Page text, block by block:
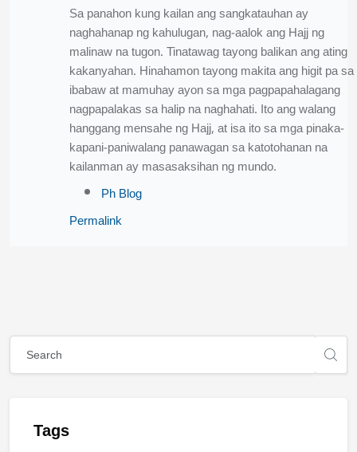
Sa panahon kung kailan ang sangkatauhan ay
naghahanap ng kahulugan, nag-aalok ang Hajj ng
malinaw na tugon. Tinatawag tayong balikan ang ating
kakanyahan. Hinahamon tayong makita ang higit pa sa
ibabaw at mamuhay ayon sa mga pagpapahalagang
nagpapalakas sa halip na naghahati. Ito ang walang
hanggang mensahe ng Hajj, at isa ito sa mga pinaka-
kapani-paniwalang panawagan sa katotohanan na
kailanman ay masasaksihan ng mundo.
Ph Blog
Permalink
Blocks
Blocks
Skip [Cocoon] Global search (sidebar)
Tags